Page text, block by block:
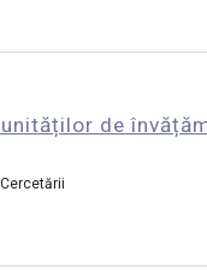
unităților de